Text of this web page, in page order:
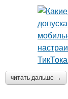
читать дальше →